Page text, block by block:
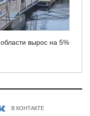
вырос на 5%
В КОНТАКТЕ